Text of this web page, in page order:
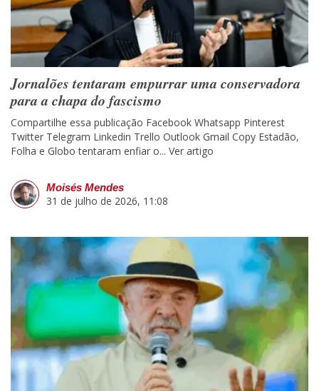
Jornalões tentaram empurrar uma conservadora
para a chapa do fascismo
Compartilhe essa publicação Facebook Whatsapp Pinterest
Twitter Telegram Linkedin Trello Outlook Gmail Copy Estadão,
Folha e Globo tentaram enfiar o... Ver artigo
Moisés Mendes
31 de julho de 2026, 11:08